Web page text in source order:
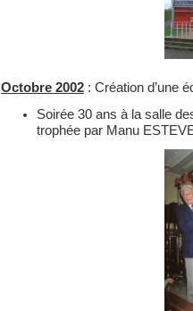
Octobre 2002 : Création d’une
Soirée 30 ans à la salle
trophée par Manu